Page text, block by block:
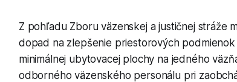
Z pohľadu Zboru väzenskej a justičnej stráže
dopad na zlepšenie priestorových
minimálnej ubytovacej plochy na jedného
odborného väzenského personálu pri